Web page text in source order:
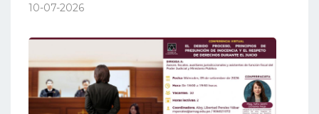
10-07-2026